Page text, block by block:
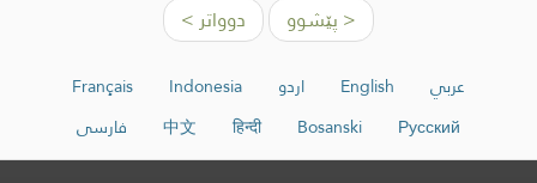
< پێشوو دوواتر >
عربي English اردو Indonesia
Français
Русский
Bosanski
हिन्दी
中文 فارسی